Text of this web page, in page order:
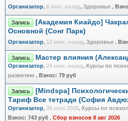
Организатор, 6 мин. назад, Здоровье ,
Запись
[Академия Киайдо]
Основной (Сонг Парк)
Организатор, 12 мин. назад, Здоровье ,
Запись Мастер влияния
Организатор, 24 мин. назад, Курсы по
развитию , Взнос: 79 руб
Запись
[Mindspa]
Тариф Все тетради (София
Организатор, 28 июл 2026, Курсы по
Взнос: 743 руб , Сбор взносов 8 авг 2026